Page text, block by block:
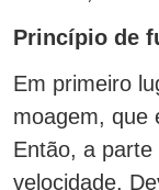
Princípio de
Em primeiro
moagem, que
Então, a
velocidade.